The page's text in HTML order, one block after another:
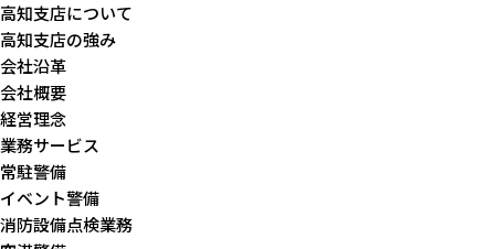
高知支店について
高知支店の強み
会社沿革
会社概要
経営理念
業務サービス
常駐警備
イベント警備
消防設備点検業務